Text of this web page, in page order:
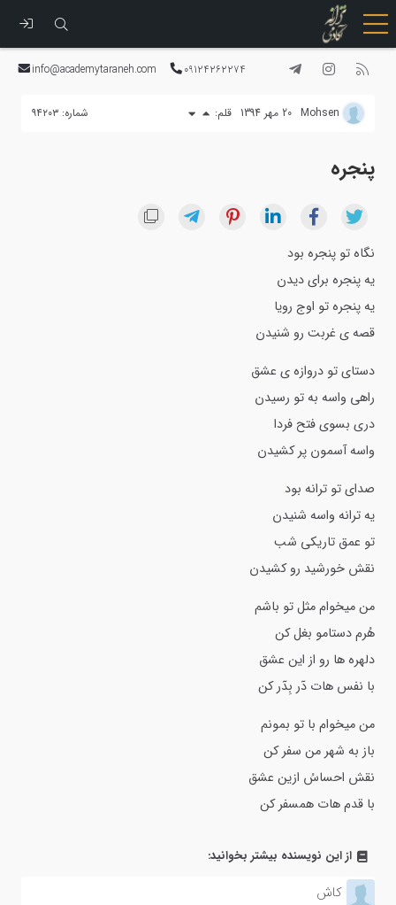
رفتن
به
09124262274
info@academytaraneh.com
Mohsen 20 مهر 1394 قلم: شماره: ۹۴۲۰۳
پنجره
نگاه تو پنجره بود
یه پنجره براى دیدن
یه پنجره تو اوج رویا
قصه ى غربت رو شنیدن
دستاى تو دروازه ى عشق
راهى واسه به تو رسیدن
درى بسوى فتح فردا
واسه آسمون پر کشیدن
صداى تو ترانه بود
یه ترانه واسه شنیدن
تو عمق تاریکى شب
نقش خورشید رو کشیدن
من میخوام مثل تو باشم
هُرم دستامو بغل کن
دلهره ها رو از این عشق
با نفس هات دٓر بِدٓر کن
من میخوام با تو بمونم
باز به شهر من سفر کن
نقش احساسُ ازین عشق
با قدم هات همسفر کن
از این نویسنده بیشتر بخوانید:
کاش